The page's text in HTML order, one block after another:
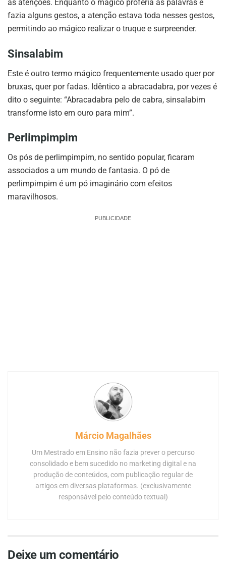
as atenções. Enquanto o mágico proferia as palavras e
fazia alguns gestos, a atenção estava toda nesses gestos,
permitindo ao mágico realizar o truque e surpreender.
Sinsalabim
Este é outro termo mágico frequentemente usado quer por
bruxas, quer por fadas. Idêntico a abracadabra, por vezes é
dito o seguinte: “Abracadabra pelo de cabra, sinsalabim
transforme isto em ouro para mim”.
Perlimpimpim
Os pós de perlimpimpim, no sentido popular, ficaram
associados a um mundo de fantasia. O pó de
perlimpimpim é um pó imaginário com efeitos
maravilhosos.
PUBLICIDADE
Márcio Magalhães
Um Mestrado em Ensino não fazia prever o percurso
consolidado e bem sucedido no marketing digital e na
produção de conteúdos, com publicação regular de
artigos em diversas plataformas. (exclusivamente
responsável pelo conteúdo textual)
Deixe um comentário